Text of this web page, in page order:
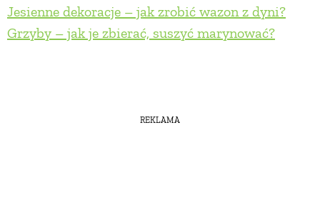
Jesienne dekoracje – jak zrobić wazon z dyni?
Grzyby – jak je zbierać, suszyć marynować?
REKLAMA